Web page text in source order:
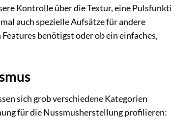
Kontrolle über die Textur, eine
auch spezielle Aufsätze für andere
benötigst oder ob ein einfaches,
sich grob verschiedene Kategorien
für die Nussmusherstellung profilieren: